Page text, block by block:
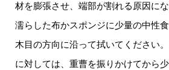
材を膨張させ、端部が割れる原因に
濡らした布かスポンジに少量の中性
木目の方向に沿って拭いてください
に対しては、重曹を振りかけてから